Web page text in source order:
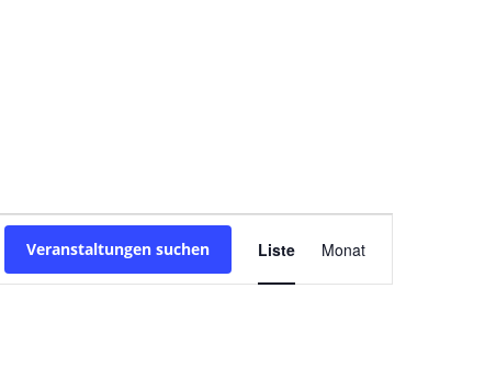
Veranstaltungen suchen Ansichten-
Navigation
Liste Monat